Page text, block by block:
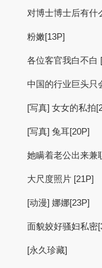
对博士博士后有什
粉嫩[13P]
各位客官我白不白
中国的行业巨头只
[写真] 女女的私拍
[写真] 兔耳[20P]
她瞒着老公出来兼
大尺度照片 [21P]
[动漫] 娜娜[23P]
面貌姣好骚妇私密
[永久珍藏]